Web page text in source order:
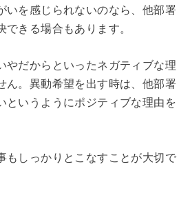
いを感じられないのなら、他部署
きる場合もあります。
やだからといったネガティブな理
ん。異動希望を出す時は、他部署
というようにポジティブな理由を
もしっかりとこなすことが大切で